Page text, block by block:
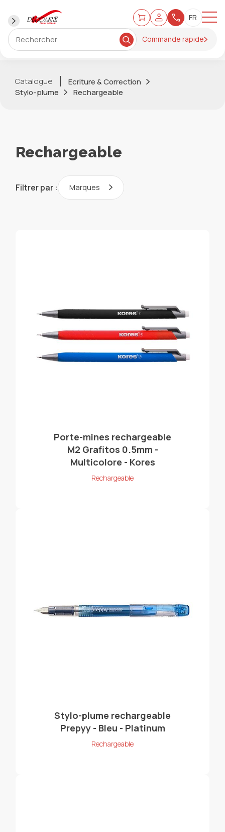
Commande rapide
Catalogue
Ecriture & Correction
Stylo-plume
Rechargeable
Rechargeable
Filtrer par : Marques
Porte-mines rechargeable
M2 Grafitos 0.5mm -
Multicolore - Kores
Rechargeable
Stylo-plume rechargeable
Prepyy - Bleu - Platinum
Rechargeable